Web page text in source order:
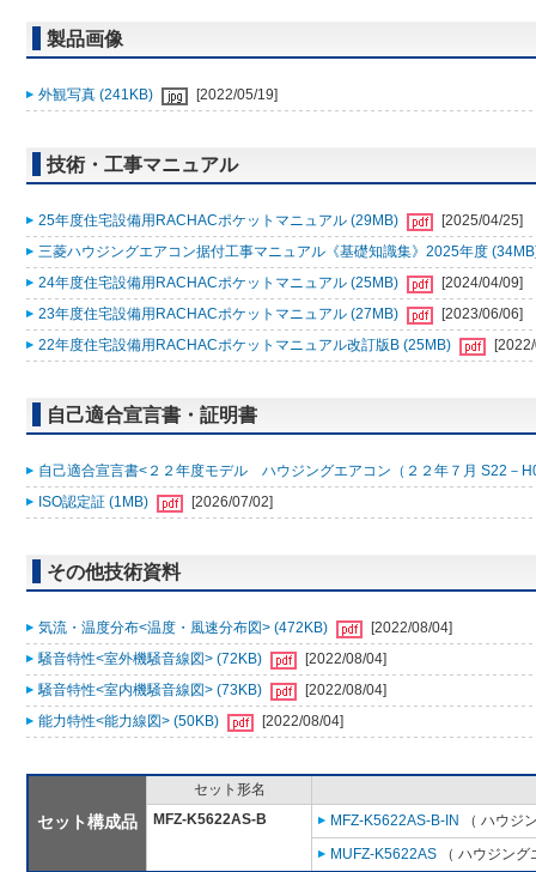
製品画像
外観写真 (241KB) [2022/05/19]
技術・工事マニュアル
25年度住宅設備用RACHACポケットマニュアル (29MB)
[2025/04/25]
三菱ハウジングエアコン据付工事マニュアル《基礎知識集》2025年度
24年度住宅設備用RACHACポケットマニュアル (25MB)
[2024/04/09]
23年度住宅設備用RACHACポケットマニュアル (27MB)
[2023/06/06]
22年度住宅設備用RACHACポケットマニュアル改訂版B (25MB)
自己適合宣言書・証明書
自己適合宣言書<２２年度モデル ハウジングエアコン（２２年７月 S22－
ISO認定証 (1MB)
[2026/07/02]
その他技術資料
気流・温度分布<温度・風速分布図> (472KB)
[2022/08/04]
騒音特性<室外機騒音線図> (72KB)
[2022/08/04]
騒音特性<室内機騒音線図> (73KB)
[2022/08/04]
能力特性<能力線図> (50KB)
[2022/08/04]
セット構成品
セット形名
MFZ-K5622AS-B
MFZ-K5622AS-B-IN
（ ハウジ
MUFZ-K5622AS （ ハウジン